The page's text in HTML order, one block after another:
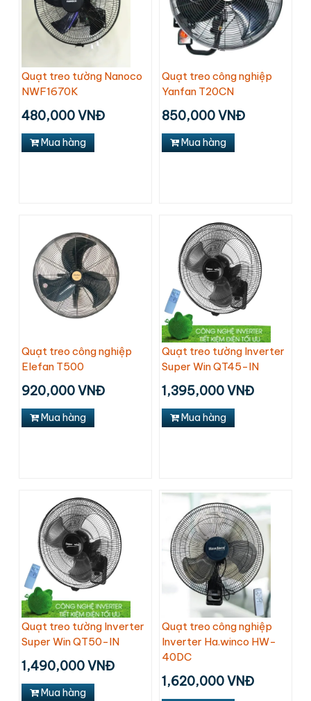
Quạt treo tường Nanoco
NWF1670K
480,000 VNĐ
Mua hàng
Quạt treo công nghiệp
Yanfan T20CN
850,000 VNĐ
Mua hàng
Quạt treo công nghiệp
Elefan T500
920,000 VNĐ
Mua hàng
Quạt treo tường Inverter
Super Win QT45-IN
1,395,000 VNĐ
Mua hàng
Quạt treo tường Inverter
Super Win QT50-IN
1,490,000 VNĐ
Mua hàng
Quạt treo công nghiệp
Inverter Ha.winco HW-
40DC
1,620,000 VNĐ